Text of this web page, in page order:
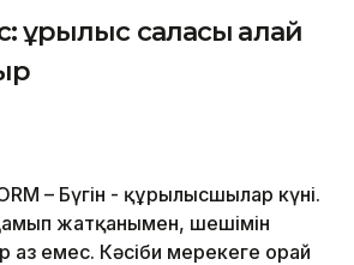
құрылыс саласы қалай
– Бүгін - құрылысшылар күні.
жатқанымен, шешімін
аз емес. Кәсіби мерекеге орай